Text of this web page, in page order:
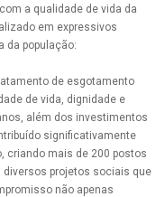
a qualidade de vida da
em expressivos
da população:
de esgotamento
de vida, dignidade e
além dos investimentos
significativamente
criando mais de 200 postos
diversos projetos sociais que
não apenas